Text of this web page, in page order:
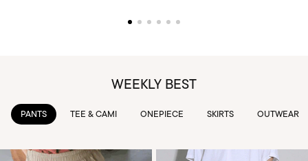
WEEKLY BEST
TEE & CAMI ONEPIECE SKIRTS OUTWEAR KNIT &